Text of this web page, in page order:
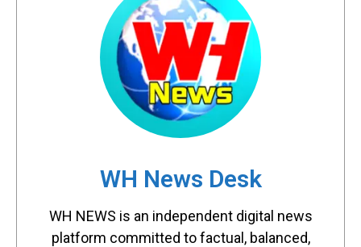
WH News Desk
WH NEWS is an independent digital news
platform committed to factual, balanced,